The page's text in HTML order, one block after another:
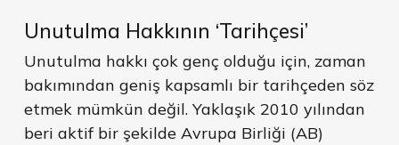
Unutulma Hakkının ‘Tarihçesi’
Unutulma hakkı çok genç olduğu için, zaman
bakımından geniş kapsamlı bir tarihçeden söz
etmek mümkün değil. Yaklaşık 2010 yılından
beri aktif bir şekilde Avrupa Birliği (AB)